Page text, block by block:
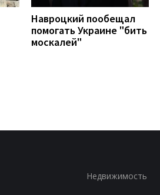
Навроцкий пообещал
помогать Украине "бить
москалей"
Недвижимость